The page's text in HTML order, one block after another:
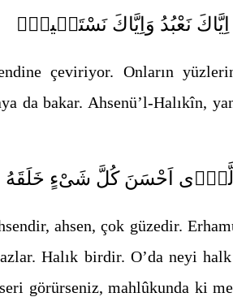
اِيَّاكَ نَعْبُدُ وَاِيَّاكَ نَسْتَع۪ينُۜ
çeviriyor. Onların
da bakar. Ahsenü’l-Halıkîn,
اَلَّذ۪ٓى اَحْسَنَ كُلَّ شَىْءٍ خَلَقَهُ
ahsen, çok güzedir.
Halık birdir. O’da neyi
görürseniz, mahlûkunda ki